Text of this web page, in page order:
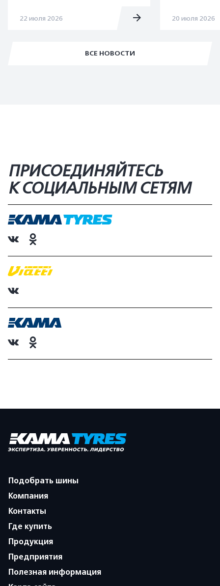
ВСЕ НОВОСТИ
22 июля 2026 20 июля 2026
ПРИСОЕДИНЯЙТЕСЬ
К СОЦИАЛЬНЫМ СЕТЯМ
Подобрать шины
Компания
Контакты
Где купить
Продукция
Предприятия
Полезная информация